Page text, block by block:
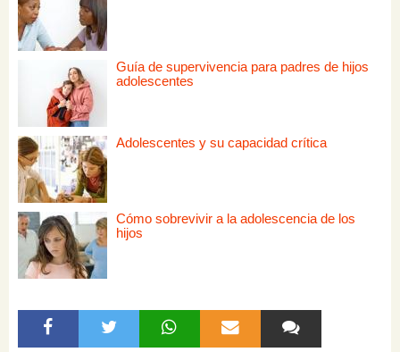
Guía de supervivencia para padres de hijos
adolescentes
Adolescentes y su capacidad crítica
Cómo sobrevivir a la adolescencia de los
hijos